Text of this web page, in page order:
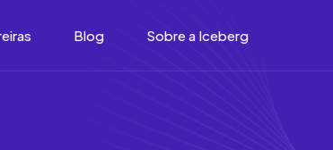
Blog Sobre a Iceberg